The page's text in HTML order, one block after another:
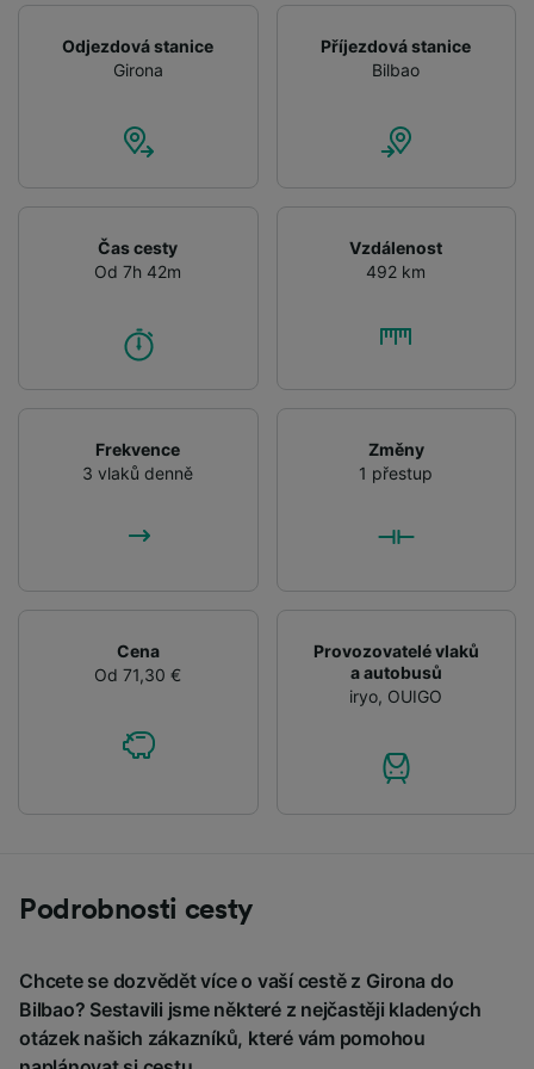
Odjezdová stanice
Girona
Příjezdová stanice
Bilbao
Čas cesty
Od 7h 42m
Vzdálenost
492 km
Frekvence
3 vlaků denně
Změny
1 přestup
Cena
Od 71,30 €
Provozovatelé vlaků
a autobusů
iryo, OUIGO
Podrobnosti cesty
Chcete se dozvědět více o vaší cestě z Girona do
Bilbao? Sestavili jsme některé z nejčastěji kladených
otázek našich zákazníků, které vám pomohou